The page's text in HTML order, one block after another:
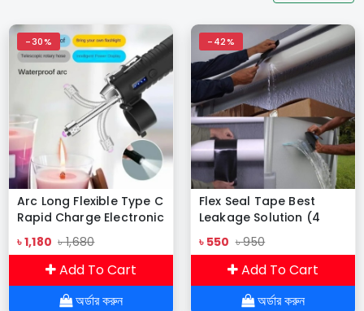
-30%
Arc Long Flexible Type C
Rapid Charge Electronic
Lighter with Strong Light
Flashlight Outdoor
Lighters Windproof
Waterproof Pulse
৳ 1,180 ৳ 1,680
Add To Cart
অর্ডার করুন
-42%
Flex Seal Tape Best
Leakage Solution (4
inches x 5 feet)
৳ 550 ৳ 950
Add To Cart
অর্ডার করুন